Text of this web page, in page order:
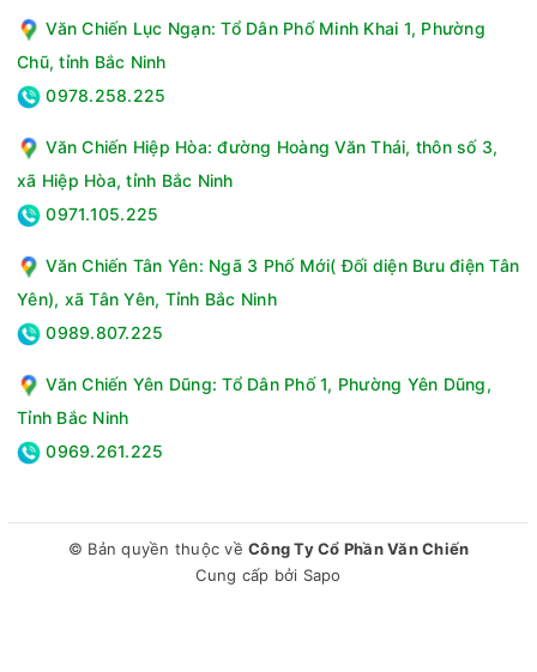
Văn Chiến Lục Ngạn: Tổ Dân Phố Minh Khai 1, Phường
Chũ, tỉnh Bắc Ninh
0978.258.225
Văn Chiến Hiệp Hòa: đường Hoàng Văn Thái, thôn số 3,
xã Hiệp Hòa, tỉnh Bắc Ninh
0971.105.225
Văn Chiến Tân Yên: Ngã 3 Phố Mới( Đối diện Bưu điện Tân
Yên), xã Tân Yên, Tỉnh Bắc Ninh
0989.807.225
Văn Chiến Yên Dũng: Tổ Dân Phố 1, Phường Yên Dũng,
Tỉnh Bắc Ninh
0969.261.225
© Bản quyền thuộc về Công Ty Cổ Phần Văn Chiến
Cung cấp bởi Sapo